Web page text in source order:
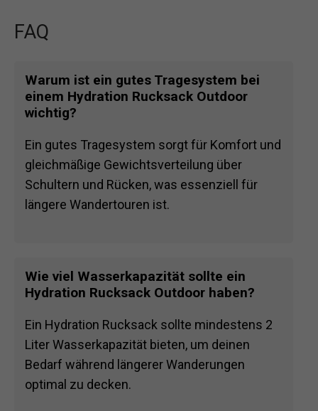
FAQ
Warum ist ein gutes Tragesystem bei
einem Hydration Rucksack Outdoor
wichtig?
Ein gutes Tragesystem sorgt für Komfort und
gleichmäßige Gewichtsverteilung über
Schultern und Rücken, was essenziell für
längere Wandertouren ist.
Wie viel Wasserkapazität sollte ein
Hydration Rucksack Outdoor haben?
Ein Hydration Rucksack sollte mindestens 2
Liter Wasserkapazität bieten, um deinen
Bedarf während längerer Wanderungen
optimal zu decken.